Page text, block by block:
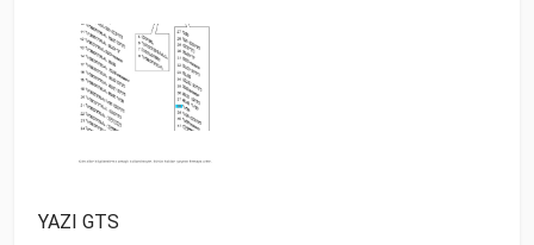
YAZI GTS